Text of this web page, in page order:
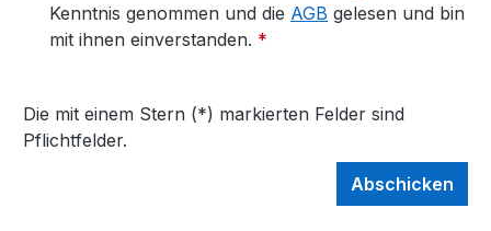
Kenntnis genommen und die AGB gelesen und bin
mit ihnen einverstanden. *
Die mit einem Stern (*) markierten Felder sind
Pflichtfelder.
Abschicken